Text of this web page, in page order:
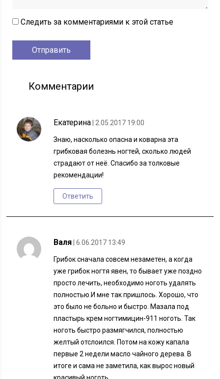
Следить за комментариями к этой статье
Комментарии
Екатерина | 2.05.2017 19:00
Знаю, насколько опасна и коварна эта
грибковая болезнь ногтей, сколько людей
страдают от неё. Спасибо за толковые
рекомендации!
Ответить
Валя | 6.06.2017 13:49
Грибок сначала совсем незаметен, а когда
уже грибок ногтя явен, то бывает уже поздно
просто лечить, необходимо ноготь удалять
полностью.И мне так пришлось. Хорошо, что
это было не больно и быстро. Мазала под
пластырь крем ногтимицин-911 ноготь. Так
ноготь быстро размягчился, полностью
желтый отслоился. Потом на кожу капала
первые 2 недели масло чайного дерева. В
итоге и сама не заметила, как вырос новый
красивый ноготь.